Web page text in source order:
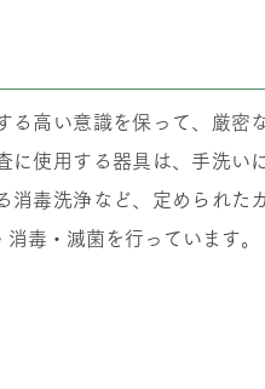
る高い意識を保って、厳密
に使用する器具は、手洗い
消毒洗浄など、定められた
毒・滅菌を行っています。